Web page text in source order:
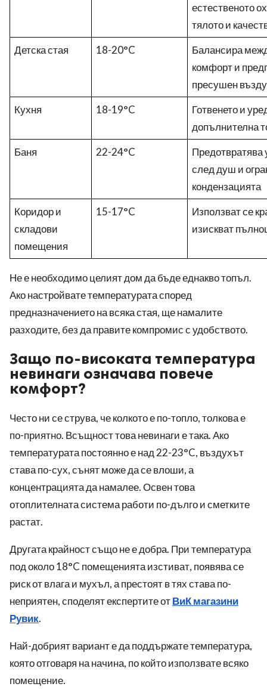
естественото
тялото и
Детска стая
18-20°C
Балансира
комфорт и
пресушен
Кухня
18-19°C
Готвенето и
допълнителна
Баня
22-24°C
Предотвратява
след душ и
кондензацията
Коридор и
складови
помещения
15-17°C
Използват се
изискват
Не е необходимо целият дом да бъде еднакво топъл.
Ако настройвате температурата според
предназначението на всяка стая, ще намалите
разходите, без да правите компромис с удобството.
Защо по-високата температура
невинаги означава повече
комфорт?
Често ни се струва, че колкото е по-топло, толкова е
по-приятно. Всъщност това невинаги е така. Ако
температурата постоянно е над 22-23°C, въздухът
става по-сух, сънят може да се влоши, а
концентрацията да намалее. Освен това
отоплителната система работи по-дълго и сметките
растат.
Другата крайност също не е добра. При температура
под около 18°C помещенията изстиват, появява се
риск от влага и мухъл, а престоят в тях става по-
неприятен, споделят експертите отВиК магазини
Рувик.
Най-добрият вариант е да поддържате температура,
която отговаря на начина, по който използвате всяко
помещение.